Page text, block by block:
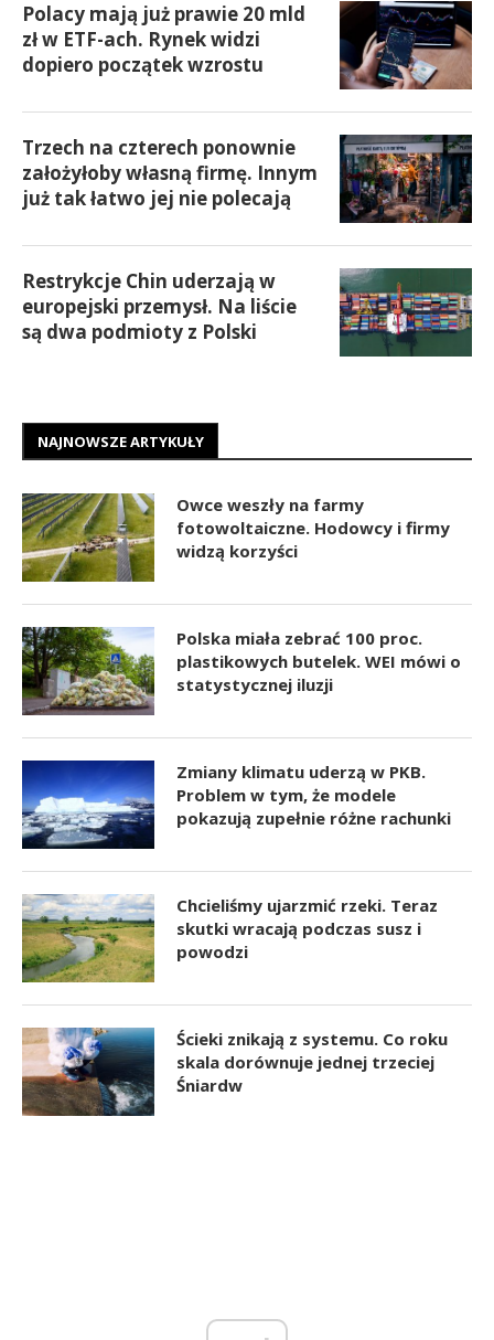
Polacy mają już prawie 20 mld
zł w ETF-ach. Rynek widzi
dopiero początek wzrostu
Trzech na czterech ponownie
założyłoby własną firmę. Innym
już tak łatwo jej nie polecają
Restrykcje Chin uderzają w
europejski przemysł. Na liście
są dwa podmioty z Polski
NAJNOWSZE ARTYKUŁY
Owce weszły na farmy
fotowoltaiczne. Hodowcy i firmy
widzą korzyści
Polska miała zebrać 100 proc.
plastikowych butelek. WEI mówi o
statystycznej iluzji
Zmiany klimatu uderzą w PKB.
Problem w tym, że modele
pokazują zupełnie różne rachunki
Chcieliśmy ujarzmić rzeki. Teraz
skutki wracają podczas susz i
powodzi
Ścieki znikają z systemu. Co roku
skala dorównuje jednej trzeciej
Śniardw